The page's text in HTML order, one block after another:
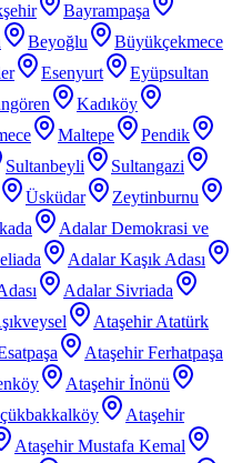
Bayrampaşa
Beyoğlu
Büyükçekmece
Esenyurt
Eyüpsultan
Kadıköy
Maltepe
Pendik
Sultanbeyli
Sultangazi
Üsküdar
Zeytinburnu
Adalar Demokrasi ve
Adalar Kaşık Adası
Adalar Sivriada
Ataşehir Atatürk
Ataşehir Ferhatpaşa
Ataşehir İnönü
Ataşehir
Ataşehir Mustafa Kemal